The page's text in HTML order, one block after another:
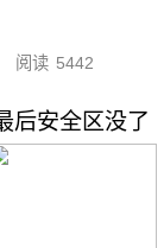
阅读 5442
后安全区没了